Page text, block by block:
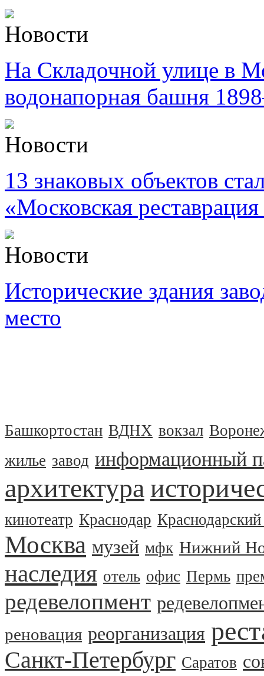
Новости
На Складочной улице в
водонапорная башня
Новости
13 знаковых объектов
«Московская
Новости
Исторические здания
место
Башкортостан ВДНХ вокзал
жилье завод информационный
архитектура
кинотеатр Краснодар
Москва музей мфк Нижний
наследия отель офис Пермь
редевелопмент
реновация реорганизация
Санкт-Петербург Саратов